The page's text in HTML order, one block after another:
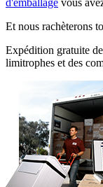
d'emballage vous
Et nous rachèterons
Expédition gratuite
limitrophes et des